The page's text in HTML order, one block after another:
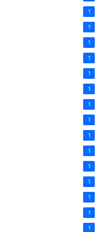
1
1
1
1
1
1
1
1
1
1
1
1
1
1
1